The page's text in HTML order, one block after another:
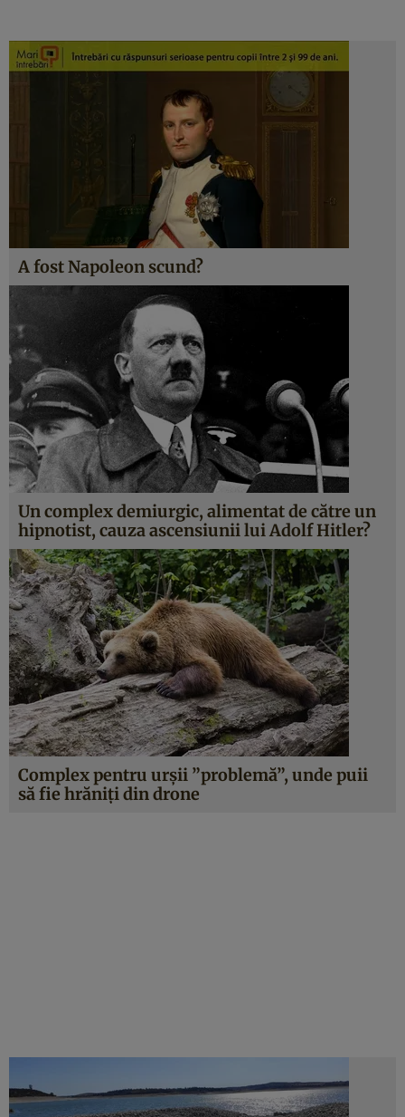
A fost Napoleon scund?
Un complex demiurgic, alimentat de către un
hipnotist, cauza ascensiunii lui Adolf Hitler?
Complex pentru urşii ”problemă”, unde puii
să fie hrăniţi din drone